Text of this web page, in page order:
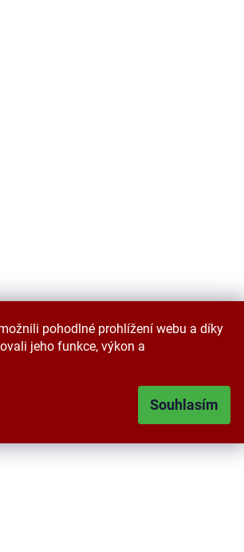
pohodlné prohlížení webu a díky
jeho funkce, výkon a
Souhlasím